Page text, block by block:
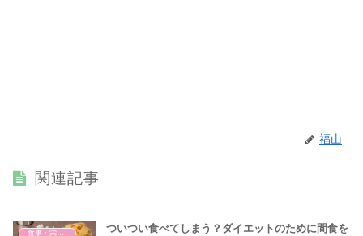
福山
関連記事
ついつい食べてしまう？ダイエットのために間食を